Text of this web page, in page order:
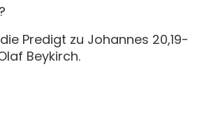
die Predigt zu Johannes 20,19-
Beykirch.